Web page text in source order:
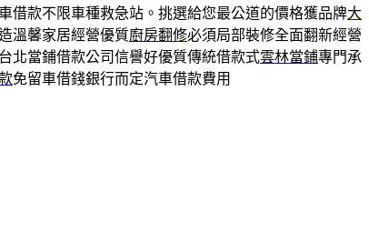
借款不限車種救急站。挑選給您最公道的價格獲品牌大
溫馨家居經營優質廚房翻修必須局部裝修全面翻新經營
北當鋪借款公司信譽好優質傳統借款式雲林當鋪專門承
免留車借錢銀行而定汽車借款費用